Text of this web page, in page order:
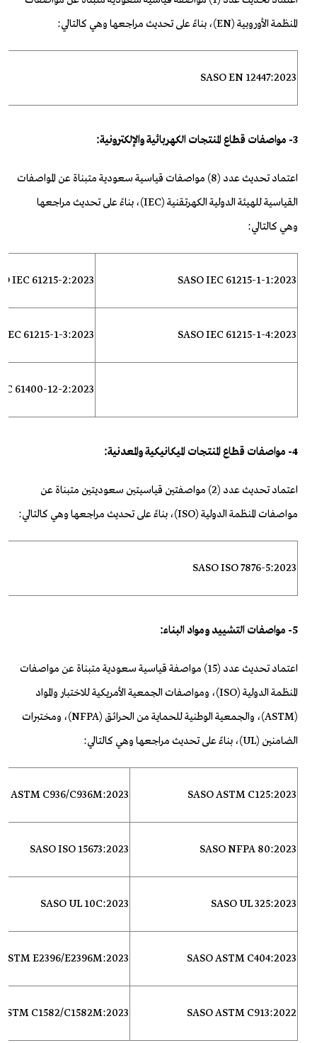
المنظمة الأوروبية (EN)، بناءً على
تحديث مراجعها وهي كالتالي:
SASO EN 12447:2023
3- مواصفات قطاع المنتجات الكهربائية والإلكترونية:
اعتماد
تحديث عدد (8) مواصفات قياسية سعودية متبناة عن المواصفات
القياسية
للهيئة الدولية الكهرتقنية (IEC)، بناءً على تحديث مراجعها
وهي كالتالي:
SASO IEC 61215-1-1:2023
IEC 61215-2:2023
SASO IEC 61215-1-4:2023
IEC 61215-1-3:2023
61400-12-2:2023
4- مواصفات قطاع المنتجات الميكانيكية والمعدنية:
اعتماد تحديث عدد ( 2) مواصفتين قياسيتين سعوديتين متبناة عن
مواصفات المنظمة الدولية (ISO)،
بناءً على تحديث مراجعها وهي كالتالي:
SASO ISO 7876-5:2023
5- مواصفات التشييد ومواد البناء:
اعتماد تحديث عدد (15) مواصفة قياسية سعودية متبناة عن
مواصفات
المنظمة الدولية (ISO)، ومواصفات الجمعية الأمريكية للاختبار والمواد
(ASTM
)، والجمعية الوطنية للحماية من الحرائق (NFPA)، ومختبرات
الضامنين (UL)،
بناءً على تحديث مراجعها وهي كالتالي:
SASO ASTM C125:2023
ASTM C936/C936M:2023
SASO NFPA 80:2023
SASO ISO 15673:2023
SASO UL 325:2023
SASO UL 10C:2023
SASO ASTM C404:2023
ASTM E2396/E2396M:2023
SASO ASTM C913:2022
C1582/C1582M:2023